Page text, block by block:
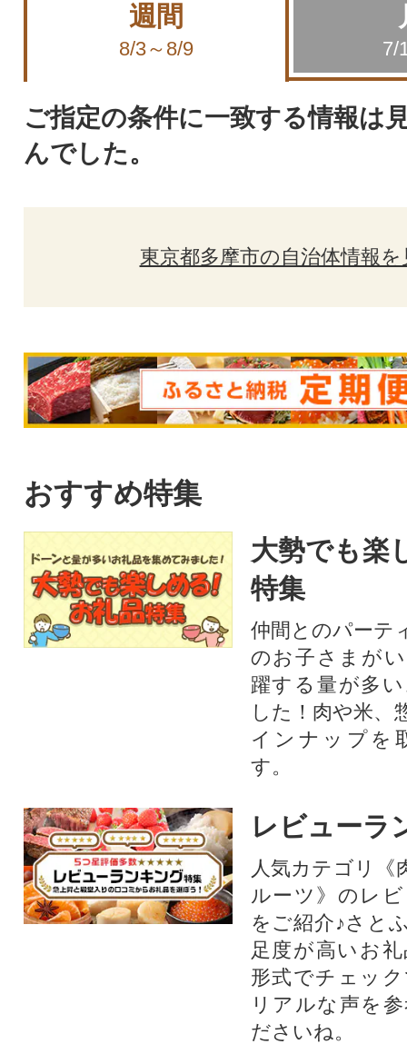
週間
8/3～8/9 7/
ご指定の条件に一致する情報は
んでした。
東京都多摩市の自治体情報を
おすすめ特集
大勢でも楽
特集
仲間とのパーテ
のお子さまが
躍する量が多
した！肉や米、
インナップを
す。
レビューラ
人気カテゴリ《
ルーツ》のレ
をご紹介♪さと
足度が高いお
形式でチェッ
リアルな声を
ださいね。